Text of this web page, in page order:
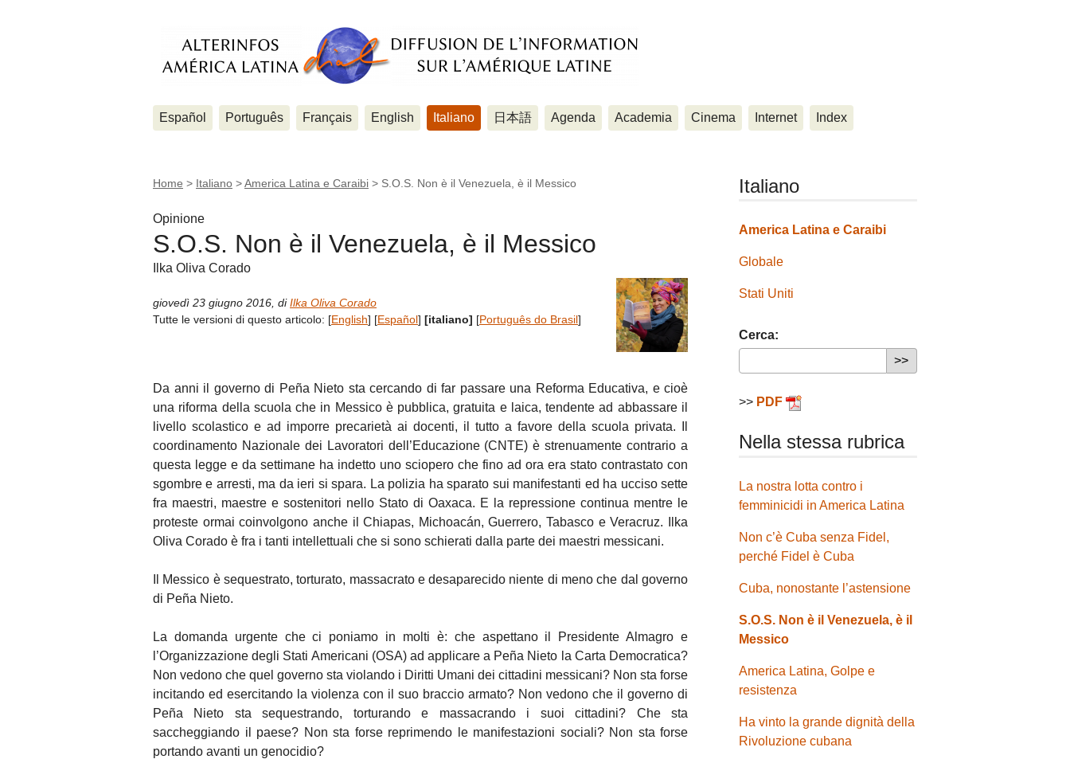
Español Português Français English Italiano 日本語 Agenda Academia Cinema Internet Index
Home > Italiano >America Latina e Caraibi > S.O.S. Non è il Venezuela, è il Messico
Opinione
S.O.S. Non è il Venezuela, è il Messico
Ilka Oliva Corado
giovedì 23 giugno 2016 diIlka Oliva Corado
Tutte le versioni di questo articolo: [English] [Español] [italiano] [Português do Brasil]
Da anni il governo di Peña Nieto sta cercando di far passare una Reforma Educativa, e cioè
una riforma della scuola che in Messico è pubblica, gratuita e laica, tendente ad abbassare il
livello scolastico e ad imporre precarietà ai docenti, il tutto a favore della scuola privata. Il
coordinamento Nazionale dei Lavoratori dell’Educazione (CNTE) è strenuamente contrario a
questa legge e da settimane ha indetto uno sciopero che fino ad ora era stato contrastato con
sgombre e arresti, ma da ieri si spara. La polizia ha sparato sui manifestanti ed ha ucciso sette
fra maestri, maestre e sostenitori nello Stato di Oaxaca. E la repressione continua mentre le
proteste ormai coinvolgono anche il Chiapas, Michoacán, Guerrero, Tabasco e Veracruz. Ilka
Oliva Corado è fra i tanti intellettuali che si sono schierati dalla parte dei maestri messicani.
Il Messico è sequestrato, torturato, massacrato e desaparecido niente di meno che dal governo
di Peña Nieto.
La domanda urgente che ci poniamo in molti è: che aspettano il Presidente Almagro e
l’Organizzazione degli Stati Americani (OSA) ad applicare a Peña Nieto la Carta Democratica?
Non vedono che quel governo sta violando i Diritti Umani dei cittadini messicani? Non sta forse
incitando ed esercitando la violenza con il suo braccio armato? Non vedono che il governo di
Peña Nieto sta sequestrando, torturando e massacrando i suoi cittadini? Che sta
saccheggiando il paese? Non sta forse reprimendo le manifestazioni sociali? Non sta forse
portando avanti un genocidio?
Italiano
America Latina e Caraibi
Globale
Stati Uniti
Cerca:
>> PDF
Nella stessa rubrica
La nostra lotta contro i
femminicidi in America Latina
Non c’è Cuba senza Fidel,
perché Fidel è Cuba
Cuba, nonostante l’astensione
S.O.S. Non è il Venezuela, è il
Messico
America Latina, Golpe e
resistenza
Ha vinto la grande dignità della
Rivoluzione cubana